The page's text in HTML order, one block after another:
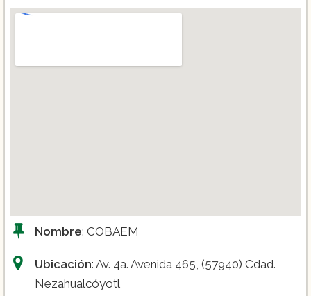
Nombre: COBAEM
Ubicación: Av. 4a. Avenida 465, (57940) Cdad.
Nezahualcóyotl